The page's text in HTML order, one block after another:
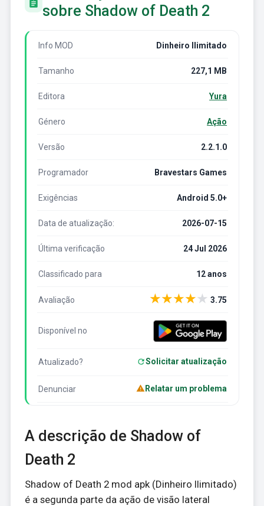
sobre Shadow of Death 2
Info MOD Dinheiro Ilimitado
Tamanho 227,1 MB
Editora Yura
Género Ação
Versão 2.2.1.0
Programador Bravestars Games
Exigências Android 5.0+
Data de atualização: 2026-07-15
Última verificação 24 Jul 2026
Classificado para 12 anos
Avaliação ★★★★★ 3.75
Disponível no
Atualizado? Solicitar atualização
Denunciar Relatar um problema
A descrição de Shadow of
Death 2
Shadow of Death 2 mod apk (Dinheiro Ilimitado)
é a segunda parte da ação de visão lateral